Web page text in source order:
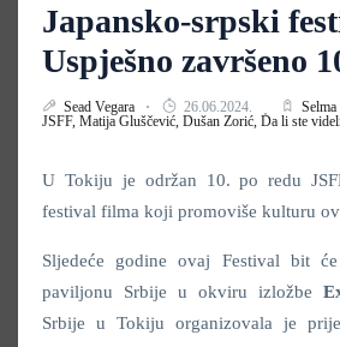
Japansko-srpski
Uspješno završeno
Sead Vegara 26.06.2024. Selma
JSFF, Matija Gluščević, Dušan Zorić, Da li ste
U Tokiju je održan 10. po redu
festival filma koji promoviše kulturu
Sljedeće godine ovaj Festival bit
paviljonu Srbije u okviru izložbe
Srbije u Tokiju organizovala je